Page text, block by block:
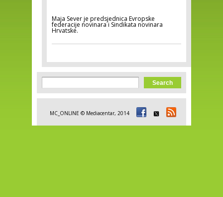
Maja Sever je predsjednica Evropske
federacije novinara i Sindikata novinara
Hrvatske.
Search form
Search
MC_ONLINE © Mediacentar, 2014